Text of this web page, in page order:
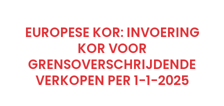
EUROPESE KOR: INVOERING
KOR VOOR
GRENSOVERSCHRIJDENDE
VERKOPEN PER 1-1-2025